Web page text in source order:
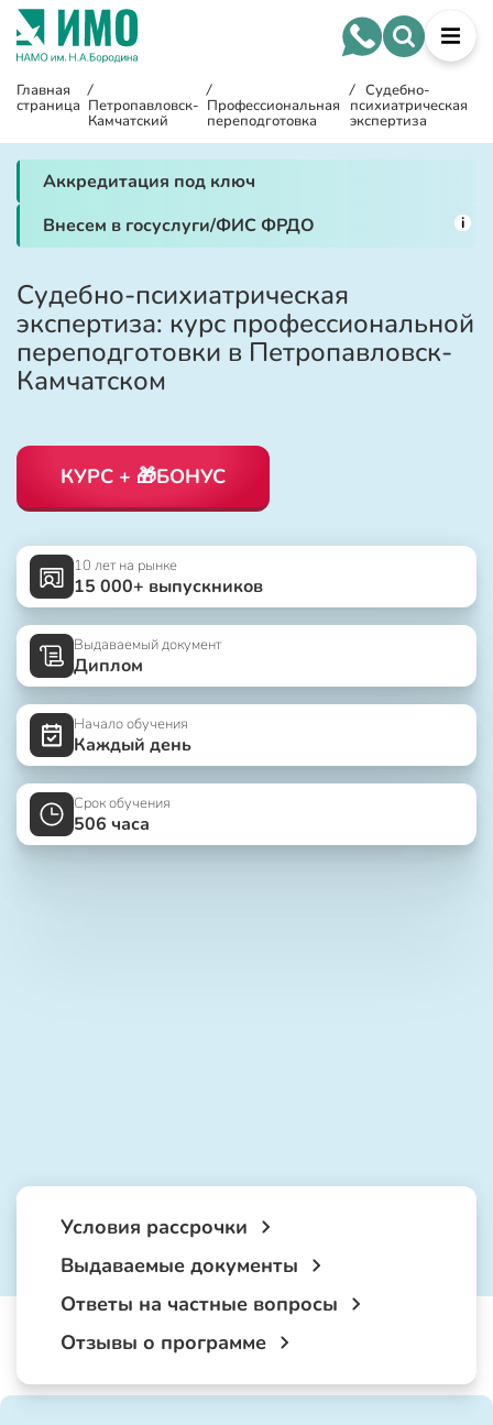
Главная
страница
/
Петропавловск-
Камчатский
/
Профессиональная
переподготовка
/ Судебно-
психиатрическая
экспертиза
Аккредитация под ключ
Внесем в госуслуги/ФИС ФРДО
i
Судебно-психиатрическая
экспертиза: курс профессиональной
переподготовки в Петропавловск-
Камчатском
КУРС + 🎁БОНУС
10 лет на рынке
15 000+ выпускников
Выдаваемый документ
Диплом
Начало обучения
Каждый день
Срок обучения
506 часа
Условия рассрочки
Выдаваемые документы
Ответы на частные вопросы
Отзывы о программе